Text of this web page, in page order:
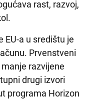
rast, razvoj,
EU-a u središtu je
Prvenstveni
razvijene
drugi izvori
programa Horizon